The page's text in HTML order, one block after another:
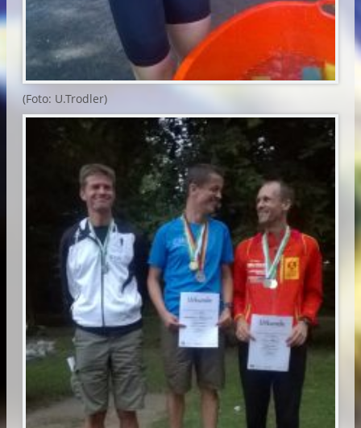
(Foto: U.Trodler)